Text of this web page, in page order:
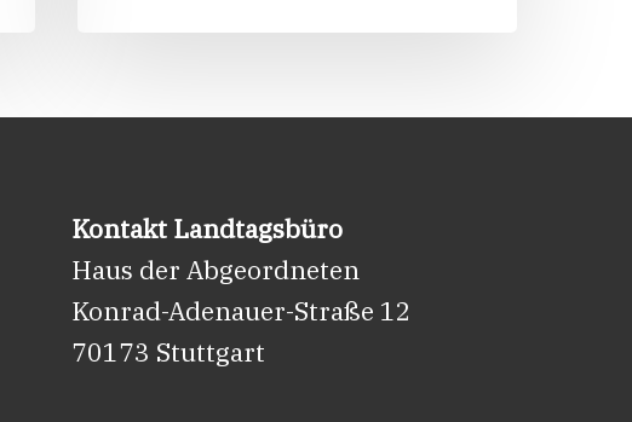
Kontakt Landtagsbüro
Haus der Abgeordneten
Konrad-Adenauer-Straße 12
70173 Stuttgart